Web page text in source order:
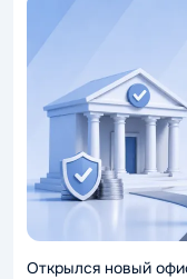
Открылся новый